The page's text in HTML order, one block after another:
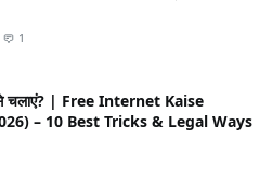
1
चलाएं? | Free Internet Kaise
– 10 Best Tricks & Legal Ways